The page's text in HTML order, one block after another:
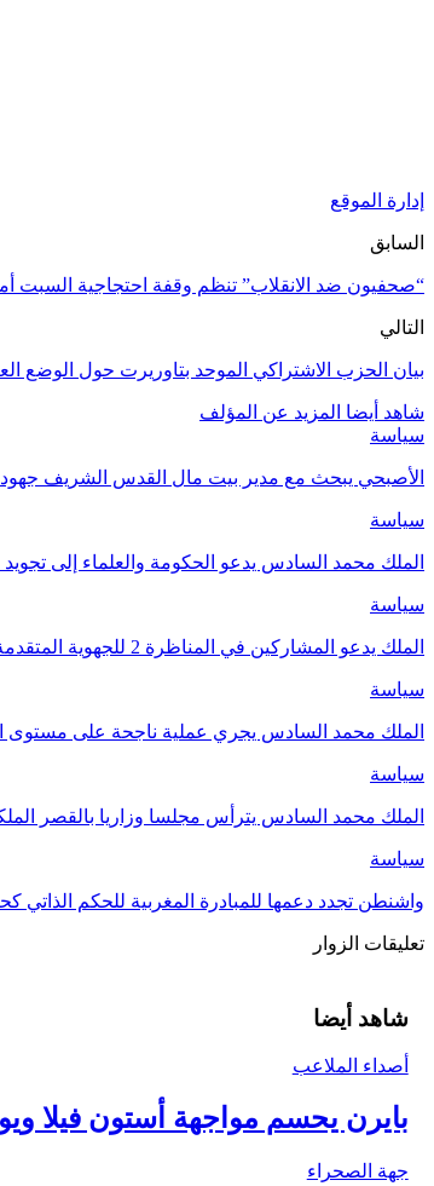
إدارة الموقع
السابق
“صحفيون ضد الانقلاب” تنظم وقفة احتجاجية السبت
التالي
بيان الحزب الاشتراكي الموحد بتاوريرت حول الوضع
شاهد أيضا المزيد عن المؤلف
سياسة
الأصبحي يبحث مع مدير بيت مال القدس الشريف جهود
سياسة
الملك محمد السادس يدعو الحكومة والعلماء إلى تجويد
سياسة
الملك يدعو المشاركين في المناظرة 2 للجهوية المتقدمة للخروج بخارطة طريقة واضحة لتنزيل…
سياسة
الملك محمد السادس يجري عملية ناجحة على مستوى
سياسة
الملك محمد السادس يترأس مجلسا وزاريا بالقصر
سياسة
واشنطن تجدد دعمها للمبادرة المغربية للحكم
تعليقات الزوار
شاهد أيضا
أصداء الملاعب
بايرن يحسم مواجهة أستون فيلا
جهة الصحراء